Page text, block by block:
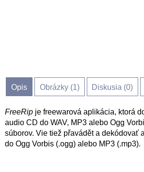
Opis Obrázky (1) Diskusia (0)
FreeRip je freewarová aplikácia, ktorá
audio CD do WAV, MP3 alebo Ogg
súborov. Vie tiež přavádět a dekódovať
do Ogg Vorbis (.ogg) alebo MP3 (.mp3).